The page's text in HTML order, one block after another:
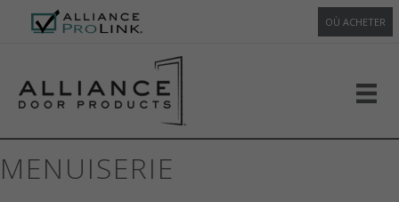
OÙ ACHETER
MENUISERIE